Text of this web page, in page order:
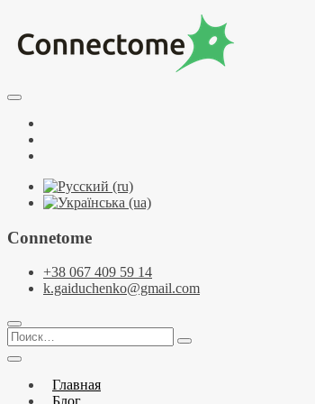
содержимому
Курсы по НЛП и коучингу. НЛП-Практик. НЛП-
Connetome
+38 067 409 59 14
k.gaiduchenko@gmail.com
Поиск…
Главная